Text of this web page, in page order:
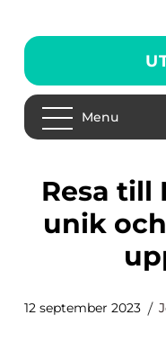
Menu
Resa till Nordkorea: En
unik
12 september 2023